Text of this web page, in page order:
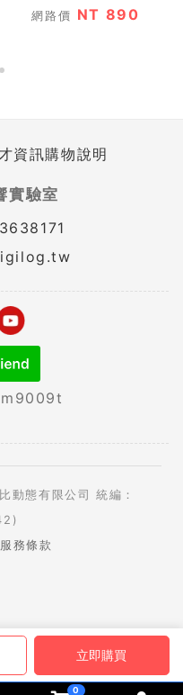
立即購買
網路價 NT 890
資訊購物說明
實驗室
態有限公司 統編：
服務條款
0